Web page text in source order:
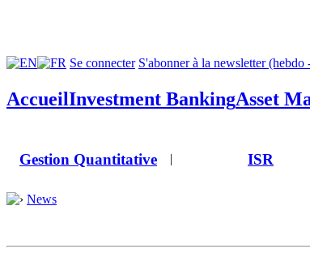
Se connecter S'abonner à la newsletter (hebdo
AccueilInvestment BankingAsset
Gestion Quantitative | ISR
News